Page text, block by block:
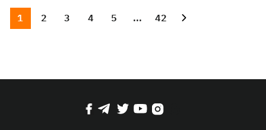
1 2 3 4 5 ... 42